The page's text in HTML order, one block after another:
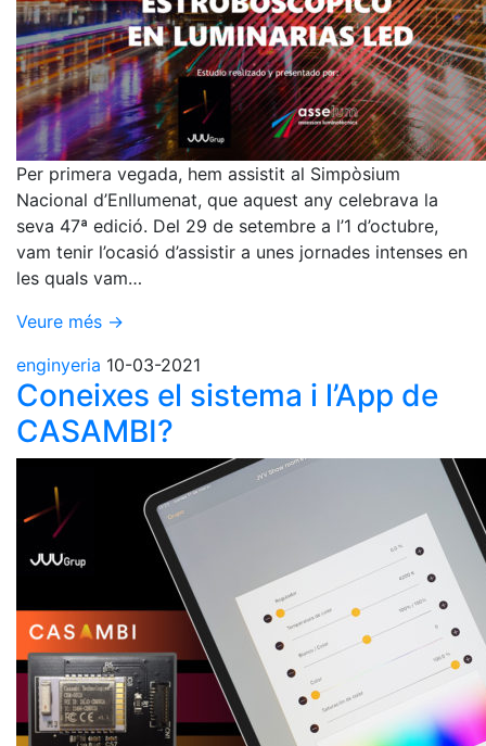
Per primera vegada, hem assistit al Simpòsium
Nacional d’Enllumenat, que aquest any celebrava la
seva 47ª edició. Del 29 de setembre a l’1 d’octubre,
vam tenir l’ocasió d’assistir a unes jornades intenses en
les quals vam…
Veure més →
enginyeria 10-03-2021
Coneixes el sistema i l’App de
CASAMBI?